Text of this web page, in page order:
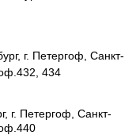
г. Петергоф, Санкт-
434
г. Петергоф, Санкт-